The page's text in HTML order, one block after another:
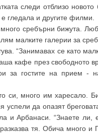
следи отблизо новото
гледала и другите филми.
сребърни бижута.
малките галерии за
“Занимавах се като
кафе през свободното
за гостите на прием -
си, много им харесало.
успели да опазят
и Арбанаси. “Знаете ли,
тя. Обича много и